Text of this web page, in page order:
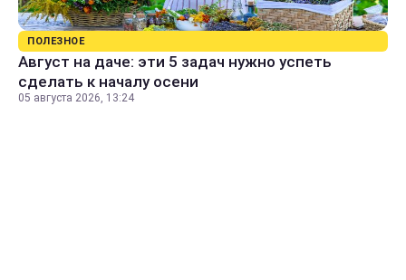
ПОЛЕЗНОЕ
Август на даче: эти 5 задач нужно успеть
сделать к началу осени
05 августа 2026, 13:24